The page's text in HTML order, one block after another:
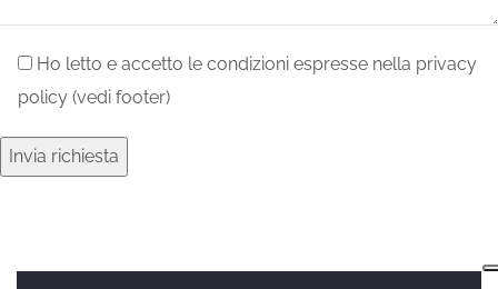
Ho letto e accetto le condizioni espresse nella privacy
policy (vedi footer)